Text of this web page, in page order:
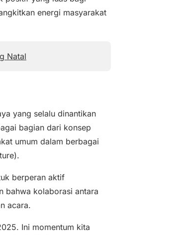
energi masyarakat
Natal
yang selalu dinantikan
bagian dari konsep
umum dalam berbagai
berperan aktif
bahwa kolaborasi antara
acara.
Ini momentum kita